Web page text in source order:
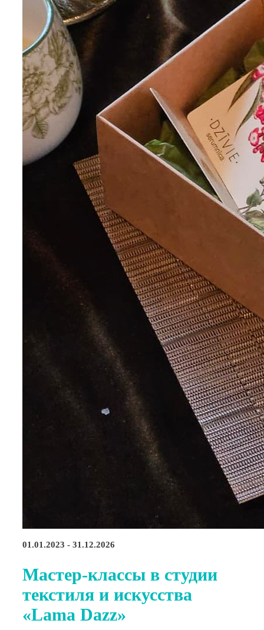
01.01.2023 - 31.12.2026
Мастер-классы в студии
текстиля и искусства
«Lama Dazz»